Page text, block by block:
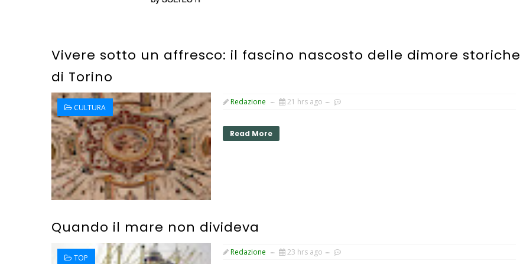
Vivere sotto un affresco: il fascino nascosto delle dimore storiche
di Torino
CULTURA
Redazione 21 hrs ago
Read More
Quando il mare non divideva
TOP
Redazione 23 hrs ago